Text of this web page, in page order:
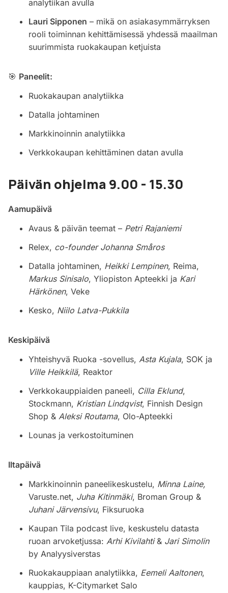
analytiikan avulla
Lauri Sipponen – mikä on asiakasymmärryksen
rooli toiminnan kehittämisessä yhdessä maailman
suurimmista ruokakaupan ketjuista
🎯 Paneelit:
Ruokakaupan analytiikka
Datalla johtaminen
Markkinoinnin analytiikka
Verkkokaupan kehittäminen datan avulla
Päivän ohjelma 9.00 - 15.30
Aamupäivä
Avaus & päivän teemat – Petri Rajaniemi
Relex, co-founder Johanna Småros
Datalla johtaminen, Heikki Lempinen, Reima,
Markus Sinisalo, Yliopiston Apteekki ja Kari
Härkönen, Veke
Kesko, Niilo Latva-Pukkila
Keskipäivä
Yhteishyvä Ruoka -sovellus, Asta Kujala, SOK ja
Ville Heikkilä, Reaktor
Verkkokauppiaiden paneeli, Cilla Eklund,
Stockmann, Kristian Lindqvist, Finnish Design
Shop & Aleksi Routama, Olo-Apteekki
Lounas ja verkostoituminen
Iltapäivä
Markkinoinnin paneelikeskustelu, Minna Laine,
Varuste.net, Juha Kitinmäki, Broman Group &
Juhani Järvensivu, Fiksuruoka
Kaupan Tila podcast live, keskustelu datasta
ruoan arvoketjussa: Arhi Kivilahti& Jari Simolin
by Analyysiverstas
Ruokakauppiaan analytiikka, Eemeli Aaltonen,
kauppias, K-Citymarket Salo